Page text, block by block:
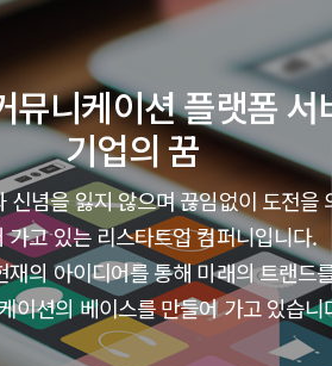
뮤니케이션 플랫폼 서
기업의 꿈
신념을 잃지 않으며 끊임없이 도전을
가고 있는 리스타트업 컴퍼니입니다.
의 아이디어를 통해 미래의 트랜드
이션의 베이스를 만들어 가고 있습니